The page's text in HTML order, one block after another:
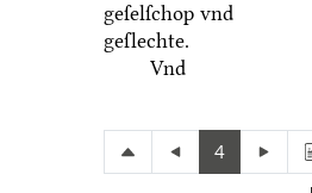
geſelſchop vnd
geſlechte.
Vnd
4